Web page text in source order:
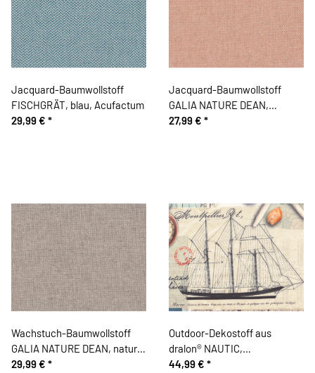
Jacquard-Baumwollstoff
FISCHGRÄT, blau, Acufactum
29,99 € *
Jacquard-Baumwollstoff
GALIA NATURE DEAN,
terracotta
27,99 € *
Wachstuch-Baumwollstoff
GALIA NATURE DEAN, natur
dunkel
29,99 € *
Outdoor-Dekostoff aus
dralon® NAUTIC,
teflonbeschichtet, Schiffe &
44,99 € *